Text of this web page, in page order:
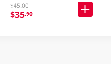
$45.00
$35.90